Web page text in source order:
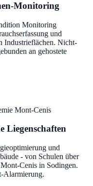
Monitoring
Monitoring
und
Industrieflächen. Nicht-
an gehostete
Mont-Cenis
Liegenschaften
und
- von Schulen über
Cenis in Sodingen.
Alarmierung.